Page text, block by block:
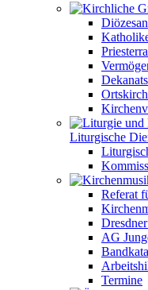
Liturgische
Referat
AG
Termine